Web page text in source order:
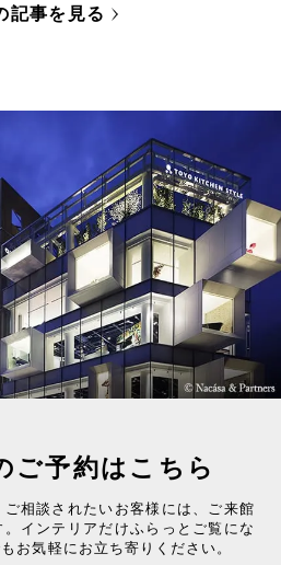
記事を見る
ご予約はこちら
相談されたいお客様には、ご来館
インテリアだけふらっとご覧にな
お気軽にお立ち寄りください。